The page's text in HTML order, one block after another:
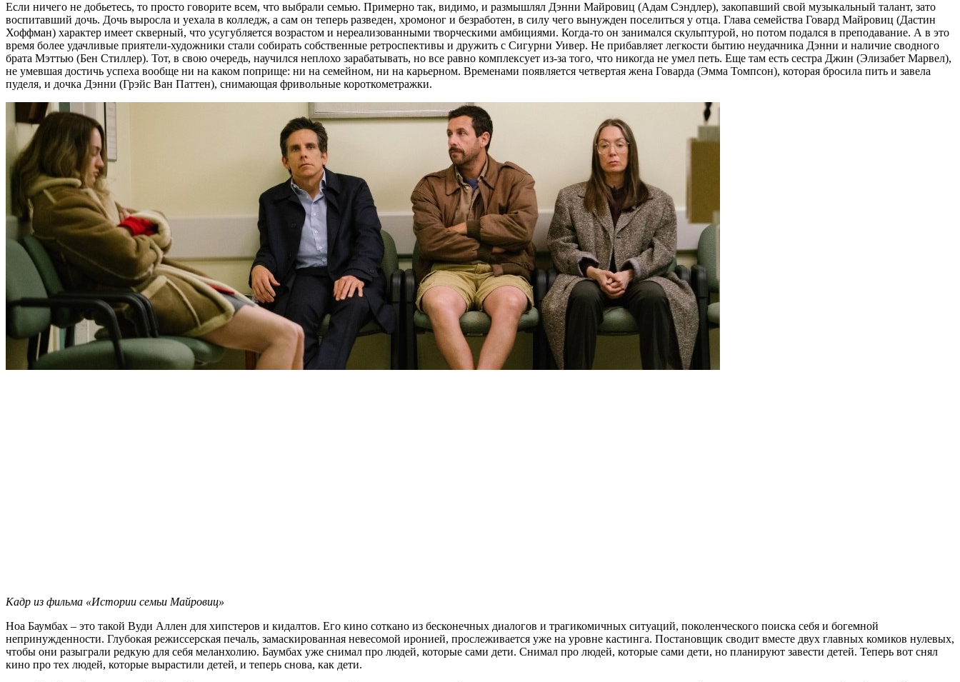
Если ничего не добьетесь, то просто говорите всем, что выбрали семью. Примерно так, видимо, и размышлял Дэнни Майровиц (Адам Сэндлер), закопавший свой музыкальный талант, зато
воспитавший дочь. Дочь выросла и уехала в колледж, а сам он теперь разведен, хромоног и безработен, в силу чего вынужден поселиться у отца. Глава семейства Говард Майровиц (Дастин
Хоффман) характер имеет скверный, что усугубляется возрастом и нереализованными творческими амбициями. Когда-то он занимался скульптурой, но потом подался в преподавание. А в это
время более удачливые приятели-художники стали собирать собственные ретроспективы и дружить с Сигурни Уивер. Не прибавляет легкости бытию неудачника Дэнни и наличие сводного
брата Мэттью (Бен Стиллер). Тот, в свою очередь, научился неплохо зарабатывать, но все равно комплексует из-за того, что никогда не умел петь. Еще там есть сестра Джин (Элизабет Марвел),
не умевшая достичь успеха вообще ни на каком поприще: ни на семейном, ни на карьерном. Временами появляется четвертая жена Говарда (Эмма Томпсон), которая бросила пить и завела
пуделя, и дочка Дэнни (Грэйс Ван Паттен), снимающая фривольные короткометражки.
Кадр из фильма «Истории семьи Майровиц»
Ноа Баумбах – это такой Вуди Аллен для хипстеров и кидалтов. Его кино соткано из бесконечных диалогов и трагикомичных ситуаций, поколенческого поиска себя и богемной
непринужденности. Глубокая режиссерская печаль, замаскированная невесомой иронией, прослеживается уже на уровне кастинга. Постановщик сводит вместе двух главных комиков нулевых,
чтобы они разыграли редкую для себя меланхолию. Баумбах уже снимал про людей, которые сами дети. Снимал про людей, которые сами дети, но планируют завести детей. Теперь вот снял
кино про тех людей, которые вырастили детей, и теперь снова, как дети.